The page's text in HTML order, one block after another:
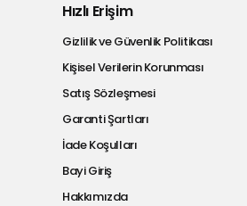
Hızlı Erişim
Gizlilik ve Güvenlik Politikası
Kişisel Verilerin Korunması
Satış Sözleşmesi
Garanti Şartları
İade Koşulları
Bayi Giriş
Hakkımızda